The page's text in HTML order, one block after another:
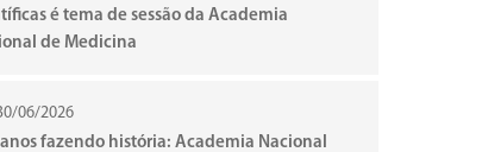
é tema de sessão da Academia
de Medicina
06/2026
fazendo história: Academia Nacional